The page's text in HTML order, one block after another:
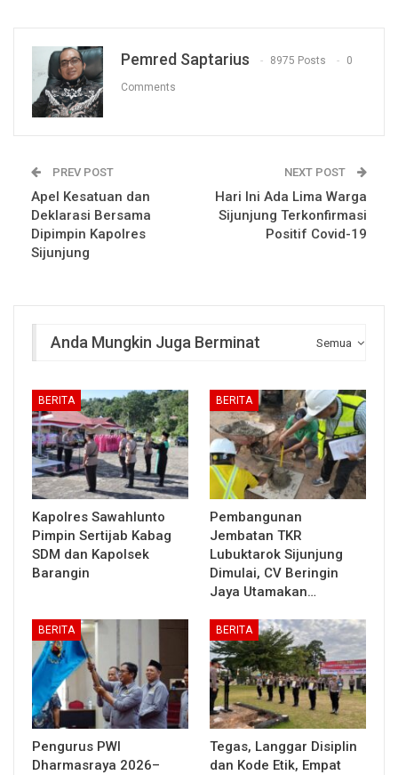
Pemred Saptarius 8975 Posts 0
Comments
PREV POST
Apel Kesatuan dan
Deklarasi Bersama
Dipimpin Kapolres
Sijunjung
NEXT POST
Hari Ini Ada Lima Warga
Sijunjung Terkonfirmasi
Positif Covid-19
Semua
Anda Mungkin Juga Berminat
BERITA
Kapolres Sawahlunto
Pimpin Sertijab Kabag
SDM dan Kapolsek
Barangin
BERITA
Pembangunan
Jembatan TKR
Lubuktarok Sijunjung
Dimulai, CV Beringin
Jaya Utamakan…
BERITA
Pengurus PWI
Dharmasraya 2026–
BERITA
Tegas, Langgar Disiplin
dan Kode Etik, Empat